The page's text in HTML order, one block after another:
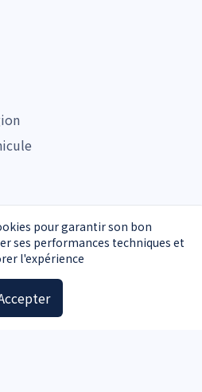
pour garantir son bon
ses performances techniques et
l'expérience